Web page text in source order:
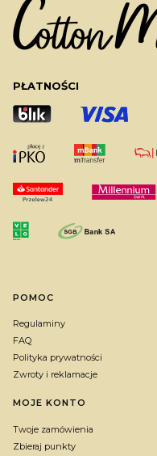
PŁATNOŚCI
Linki w stopce
POMOC
Regulaminy
FAQ
Polityka prywatności
Zwroty i reklamacje
MOJE KONTO
Twoje zamówienia
Zbieraj punkty